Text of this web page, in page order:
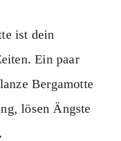
ist dein
Ein paar
Bergamotte
lösen Ängste